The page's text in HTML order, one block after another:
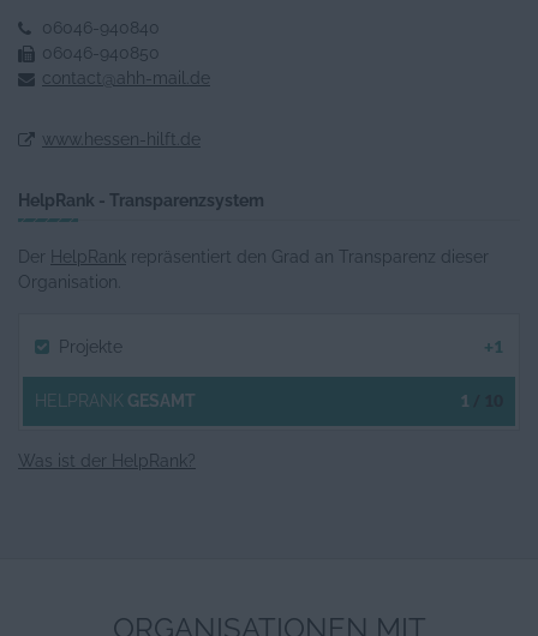
06046-940840
06046-940850
contact@ahh-mail.de
www.hessen-hilft.de
HelpRank - Transparenzsystem
Der HelpRank repräsentiert den Grad an Transparenz dieser
Organisation.
Projekte +1
HELPRANK GESAMT 1
Was ist der HelpRank?
ORGANISATIONEN MIT